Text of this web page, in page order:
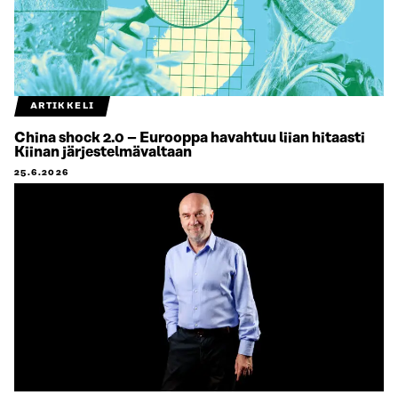
ARTIKKELI
China shock 2.0 – Eurooppa havahtuu liian hitaasti
Kiinan järjestelmävaltaan
25.6.2026